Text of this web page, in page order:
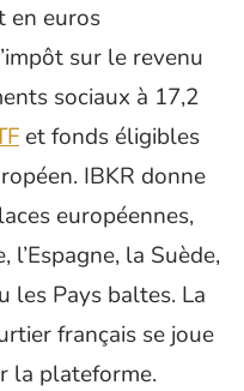
en euros
sur le revenu
sociaux à 17,2
et fonds éligibles
IBKR donne
européennes,
l’Espagne, la Suède,
les Pays baltes. La
français se joue
la plateforme.